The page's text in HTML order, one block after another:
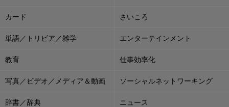
カード さいころ
単語／トリビア／雑学 エンターテインメント
教育 仕事効率化
写真／ビデオ／メディア＆動画 ソーシャルネットワーキング
辞書／辞典 ニュース